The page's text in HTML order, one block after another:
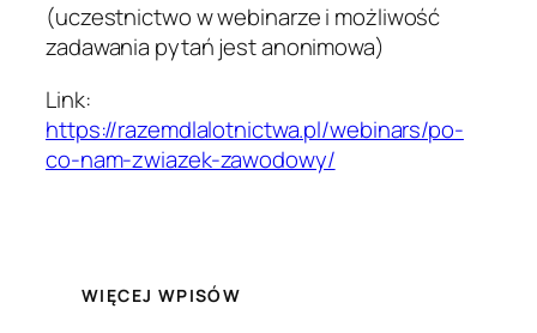
(uczestnictwo w webinarze i możliwość
zadawania pytań jest anonimowa)
Link:
https://razemdlalotnictwa.pl/webinars/po-
co-nam-zwiazek-zawodowy/
WIĘCEJ WPISÓW